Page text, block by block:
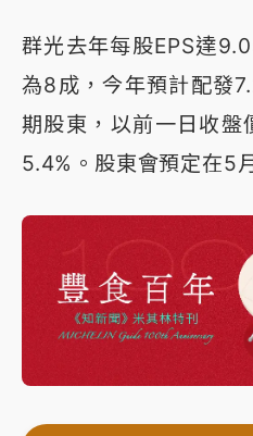
群光去年每股EPS達
為8成，今年預計配發
期股東，以前一日收盤
5.4%。股東會預定在5